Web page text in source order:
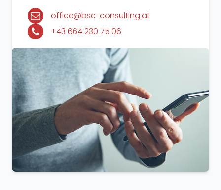
office@bsc-consulting.at
+43 664 230 75 06